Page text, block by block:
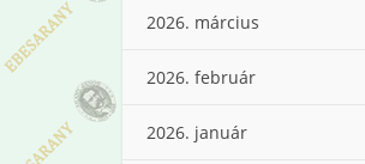
2026. március
2026. február
2026. január